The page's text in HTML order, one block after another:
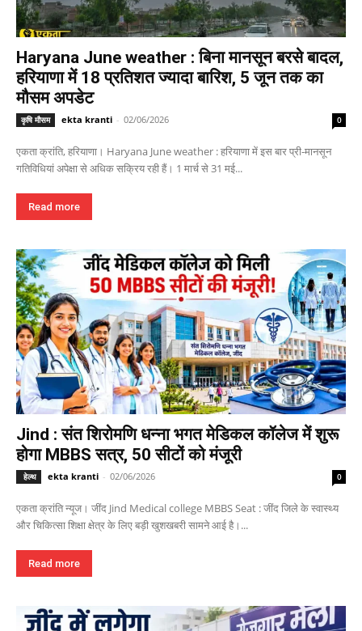
Haryana June weather : बिना मानसून बरसे बादल,
हरियाणा में 18 प्रतिशत ज्यादा बारिश, 5 जून तक का
मौसम अपडेट
कृषि मौसम ekta kranti - 02/06/2026 0
एकता क्रांति, हरियाणा। Haryana June weather : हरियाणा में इस बार प्री-मानसून
गतिविधियां अपेक्षा से अधिक सक्रिय रही हैं। 1 मार्च से 31 मई...
Read more
Jind : संत शिरोमणि धन्ना भगत मेडिकल कॉलेज में शुरू
होगा MBBS सत्र, 50 सीटों को मंजूरी
हेल्थ ekta kranti - 02/06/2026 0
एकता क्रांति न्यूज। जींद Jind Medical college MBBS Seat : जींद जिले के स्वास्थ्य
और चिकित्सा शिक्षा क्षेत्र के लिए बड़ी खुशखबरी सामने आई है।...
Read more